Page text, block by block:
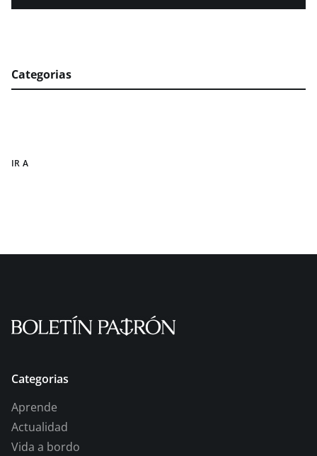
Categorias
IR A
Categorias
Aprende
Actualidad
Vida a bordo